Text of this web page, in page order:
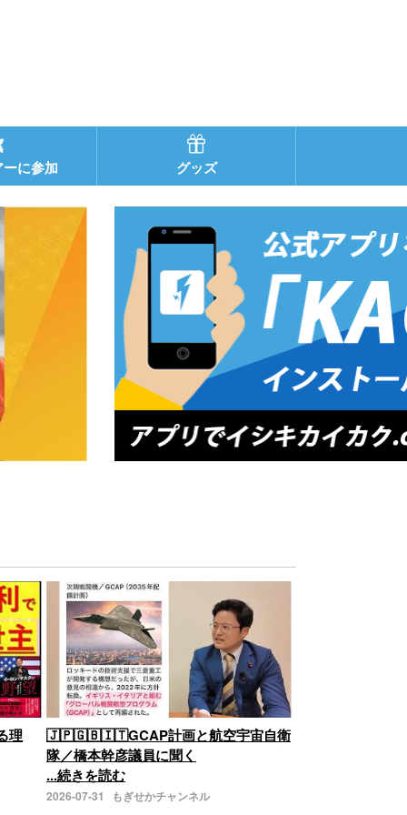
に参加 グッズ
理
🇯🇵🇬🇧🇮🇹GCAP計画と航空宇宙自衛
隊／橋本幹彦議員に聞く
...続きを読む
2026-07-31 もぎせかチャンネル